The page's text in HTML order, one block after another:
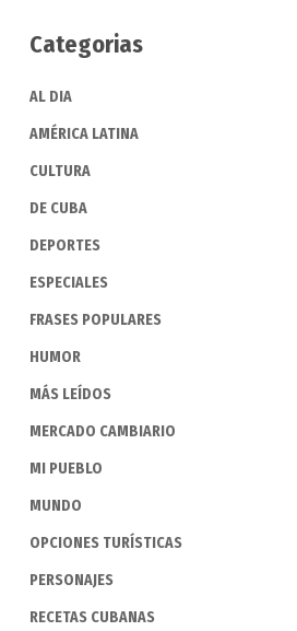
Categorias
AL DIA
AMÉRICA LATINA
CULTURA
DE CUBA
DEPORTES
ESPECIALES
FRASES POPULARES
HUMOR
MÁS LEÍDOS
MERCADO CAMBIARIO
MI PUEBLO
MUNDO
OPCIONES TURÍSTICAS
PERSONAJES
RECETAS CUBANAS